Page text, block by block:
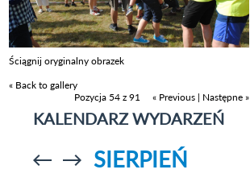
Ściągnij oryginalny obrazek
« Back to gallery
Pozycja 54 z 91
« Previous | Następne »
KALENDARZ WYDARZEŃ
Przejdź doPrzejdź do
SIERPIEŃ